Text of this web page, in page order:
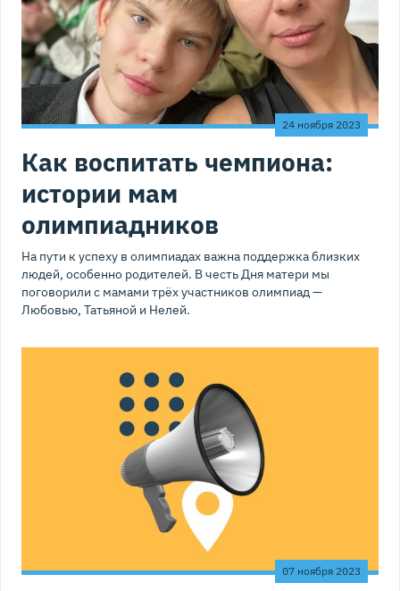
24 ноября 2023
Как воспитать чемпиона:
истории мам
олимпиадников
На пути к успеху в олимпиадах важна поддержка близких
людей, особенно родителей. В честь Дня матери мы
поговорили с мамами трёх участников олимпиад —
Любовью, Татьяной и Нелей.
07 ноября 2023